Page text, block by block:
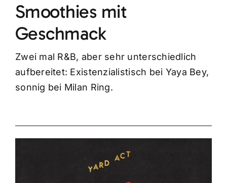
Smoothies mit
Geschmack
Zwei mal R&B, aber sehr unterschiedlich
aufbereitet: Existenzialistisch bei Yaya Bey,
sonnig bei Milan Ring.